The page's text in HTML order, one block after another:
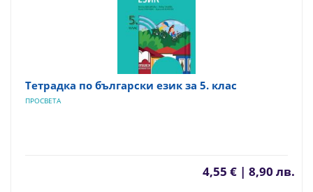
Тетрадка по български език за 5. клас
ПРОСВЕТА
4,55 € | 8,90 лв.